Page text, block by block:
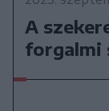
A
forgalmi